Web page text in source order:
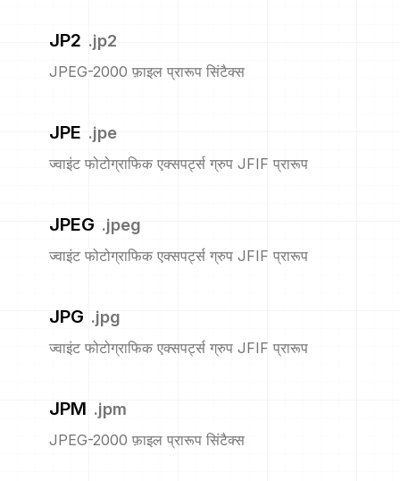
JP2 .jp2
JPEG-2000 फ़ाइल प्रारूप सिंटैक्स
JPE .jpe
ज्वाइंट फोटोग्राफिक एक्सपर्ट्स ग्रुप JFIF प्रारूप
JPEG .jpeg
ज्वाइंट फोटोग्राफिक एक्सपर्ट्स ग्रुप JFIF प्रारूप
JPG .jpg
ज्वाइंट फोटोग्राफिक एक्सपर्ट्स ग्रुप JFIF प्रारूप
JPM .jpm
JPEG-2000 फ़ाइल प्रारूप सिंटैक्स